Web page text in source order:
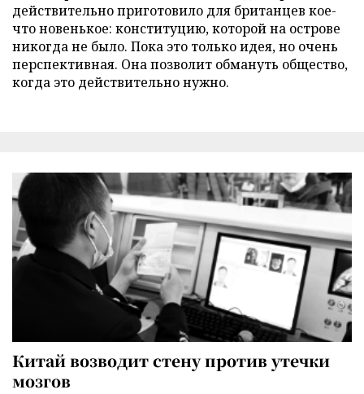
действительно приготовило для британцев кое-
что новенькое: конституцию, которой на острове
никогда не было. Пока это только идея, но очень
перспективная. Она позволит обмануть общество,
когда это действительно нужно.
Китай возводит стену против утечки
мозгов